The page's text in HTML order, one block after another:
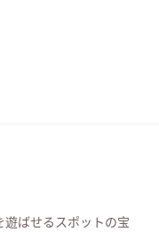
ばせるスポットの宝